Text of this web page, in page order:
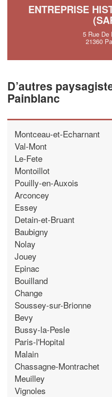
ENTREPRISE
5 Rue De
21360
D’autres
Painblanc
Montceau-et-Echarnant
Val-Mont
Le-Fete
Montoillot
Pouilly-en-Auxois
Arconcey
Essey
Detain-et-Bruant
Baubigny
Nolay
Jouey
Epinac
Bouilland
Change
Soussey-sur-Brionne
Bevy
Bussy-la-Pesle
Paris-l'Hopital
Malain
Chassagne-Montrachet
Meuilley
Vignoles